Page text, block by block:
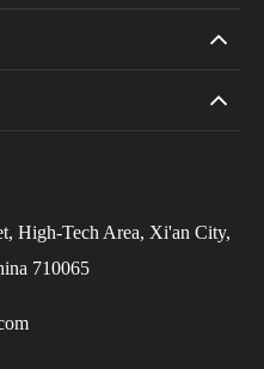
High-Tech Area, Xi'an City,
710065